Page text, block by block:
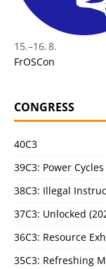
15.–16. 8.
FrOSCon
CONGRESS
40C3
39C3: Power
38C3: Illegal
37C3: Unlocked
36C3: Resource
35C3: Refreshing